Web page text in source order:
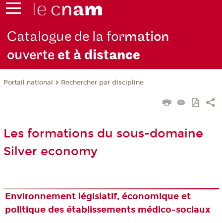
Catalogue de la formation
ouverteet à distance
Portail national Rechercher par discipline
Les formations du sous-domaine
Silver economy
Environnement législatif, économique et
politique des établissements médico-sociaux